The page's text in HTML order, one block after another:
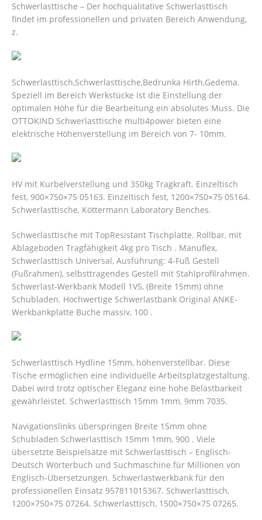
Schwerlasttische – Der hochqualitative Schwerlasttisch
findet im professionellen und privaten Bereich Anwendung,
z.
Schwerlasttisch,Schwerlasttische,Bedrunka Hirth,Gedema.
Speziell im Bereich Werkstücke ist die Einstellung der
optimalen Höhe für die Bearbeitung ein absolutes Muss. Die
OTTOKIND Schwerlasttische multi4power bieten eine
elektrische Höhenverstellung im Bereich von 7- 10mm.
HV mit Kurbelverstellung und 350kg Tragkraft. Einzeltisch
fest, 900×750×75 05163. Einzeltisch fest, 1200×750×75 05164.
Schwerlasttische, Köttermann Laboratory Benches.
Schwerlasttische mit TopResistant Tischplatte. Rollbar, mit
Ablageboden Tragfähigkeit 4kg pro Tisch . Manuflex,
Schwerlasttisch Universal, Ausführung: 4-Fuß Gestell
(Fußrahmen), selbsttragendes Gestell mit Stahlprofilrahmen.
Schwerlast-Werkbank Modell 1VS, (Breite 15mm) ohne
Schubladen. Hochwertige Schwerlastbank Original ANKE-
Werkbankplatte Buche massiv, 100 .
Schwerlasttisch Hydline 15mm, höhenverstellbar. Diese
Tische ermöglichen eine individuelle Arbeitsplatzgestaltung.
Dabei wird trotz optischer Eleganz eine hohe Belastbarkeit
gewährleistet. Schwerlasttisch 15mm 1mm, 9mm 7035.
Navigationslinks überspringen Breite 15mm ohne
Schubladen Schwerlasttisch 15mm 1mm, 900 . Viele
übersetzte Beispielsätze mit Schwerlasttisch – Englisch-
Deutsch Wörterbuch und Suchmaschine für Millionen von
Englisch-Übersetzungen. Schwerlastwerkbank für den
professionellen Einsatz 957811015367. Schwerlasttisch,
1200×750×75 07264. Schwerlasttisch, 1500×750×75 07265.